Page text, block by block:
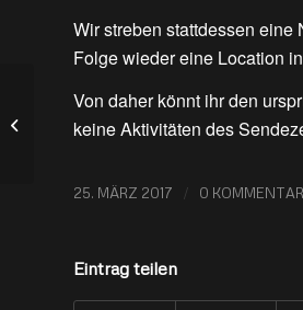
Wir streben stattdessen
Folge wieder eine Location
Von daher könnt ihr den
keine Aktivitäten des
25. MÄRZ 2017 / 0
Eintrag teilen
Sendezentrum auf dem
33c3: Worked for us!